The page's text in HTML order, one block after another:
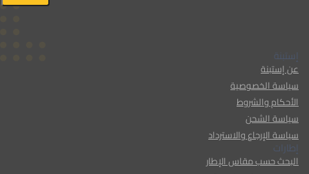
إستبنة
عن إستبنة
سياسة الخصوصية
الأحكام والشروط
سياسة الشحن
سياسة الإرجاع والاسترداد
إطارات
البحث حسب مقاس الإطار